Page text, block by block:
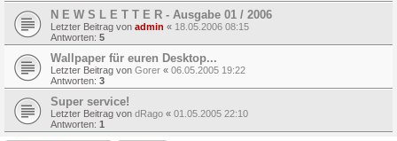
N E W S L E T T E R - Ausgabe 01 / 2006
Letzter Beitrag von admin « 18.05.2006 08:15
Antworten: 5
Wallpaper für euren Desktop...
Letzter Beitrag von Gorer « 06.05.2005 19:22
Antworten: 3
Super service!
Letzter Beitrag von dRago « 01.05.2005 22:10
Antworten: 1